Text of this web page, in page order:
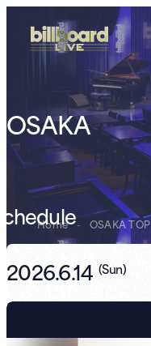
OSAKA
Home - OSAKA TOP
2026.6.14 (Sun)